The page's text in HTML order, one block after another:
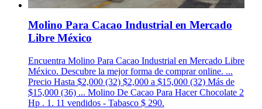
Molino Para Cacao Industrial en Mercado
Libre México
Encuentra Molino Para Cacao Industrial en Mercado Libre
México. Descubre la mejor forma de comprar online. ...
Precio Hasta $2,000 (32) $2,000 a $15,000 (32) Más de
$15,000 (36) ... Molino De Cacao Para Hacer Chocolate 2
Hp . 1. 11 vendidos - Tabasco $ 290.